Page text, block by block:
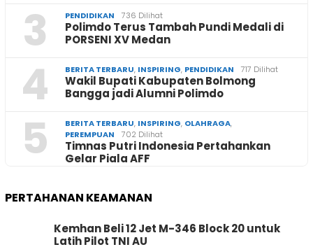
3 PENDIDIKAN 736 Dilihat
Polimdo Terus Tambah Pundi Medali di
PORSENI XV Medan
4 BERITA TERBARU, INSPIRING, PENDIDIKAN 717 Dilihat
Wakil Bupati Kabupaten Bolmong
Bangga jadi Alumni Polimdo
5 BERITA TERBARU, INSPIRING, OLAHRAGA,
PEREMPUAN
702 Dilihat
Timnas Putri Indonesia Pertahankan
Gelar Piala AFF
PERTAHANAN KEAMANAN
Kemhan Beli 12 Jet M-346 Block 20 untuk
Latih Pilot TNI AU